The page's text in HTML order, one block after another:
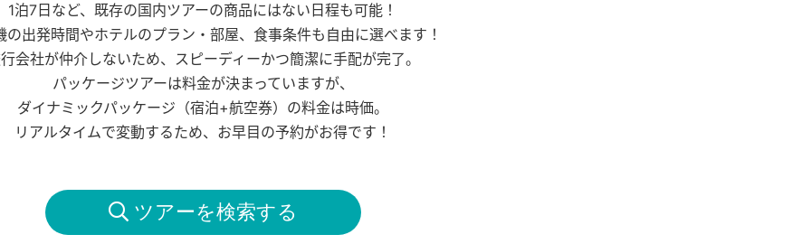
1泊7日など、既存の国内ツアーの商品にはない日程も可能！
の出発時間やホテルのプラン・部屋、食事条件も自由に選べます！
会社が仲介しないため、スピーディーかつ簡潔に手配が完了。
パッケージツアーは料金が決まっていますが、
ダイナミックパッケージ（宿泊+航空券）の料金は時価。
リアルタイムで変動するため、お早目の予約がお得です！
 ツアーを検索する